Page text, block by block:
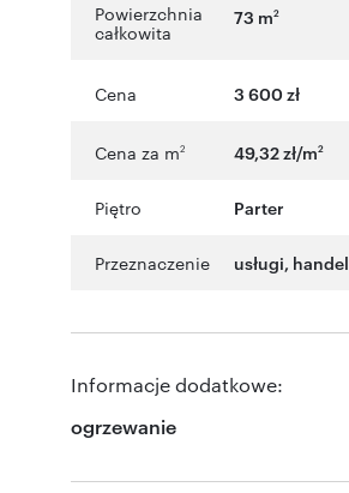
Powierzchnia
całkowita
73 m2
Cena 3 600 zł
Cena za m2 49,32 zł/m2
Piętro Parter
Przeznaczenie usługi, handel
Informacje dodatkowe:
ogrzewanie